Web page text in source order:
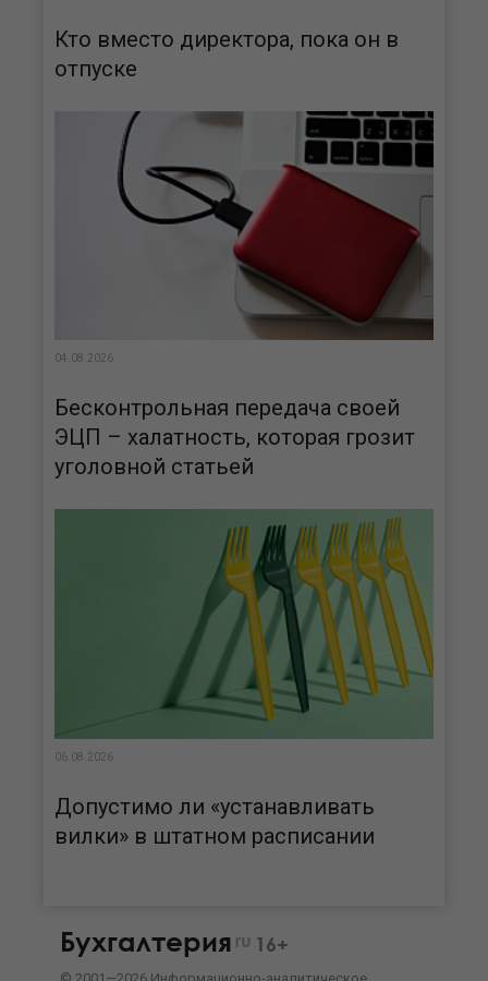
Кто вместо директора, пока он в
отпуске
04.08.2026
Бесконтрольная передача своей
ЭЦП – халатность, которая грозит
уголовной статьей
06.08.2026
Допустимо ли «устанавливать
вилки» в штатном расписании
Бухгалтерия ru 16+
© 2001—2026 Информационно-аналитическое